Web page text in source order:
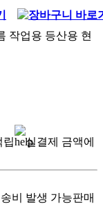
작업용 등산용 현
립
실결제 금액에
비 발생 가능판매